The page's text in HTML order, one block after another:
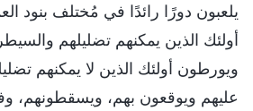
يلعبون دورًا رائدًا في مُختلف بنود
أولئك الذين يمكنهم تضليلهم
ويورطون أولئك الذين لا يمكنهم
عليهم ويوقعون بهم، ويسقطونهم،